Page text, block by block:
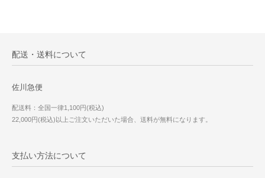
配送・送料について
佐川急便
配送料：全国一律1,100円(税込)
22,000円(税込)以上ご注文いただいた場合、送料が無料になります。
支払い方法について